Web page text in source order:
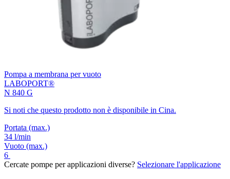
Pompa a membrana per vuoto
LABOPORT®
N 840 G
Si noti che questo prodotto non è disponibile in Cina.
Portata (max.)
34 l/min
Vuoto (max.)
6
Cercate pompe per applicazioni diverse? Selezionare l'applicazione